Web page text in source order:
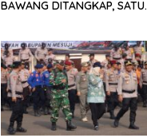
BAWANG DITANGKAP, SATU